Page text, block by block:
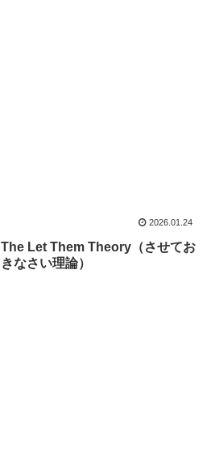
2026.01.24
The Let Them Theory（させてお
きなさい理論）